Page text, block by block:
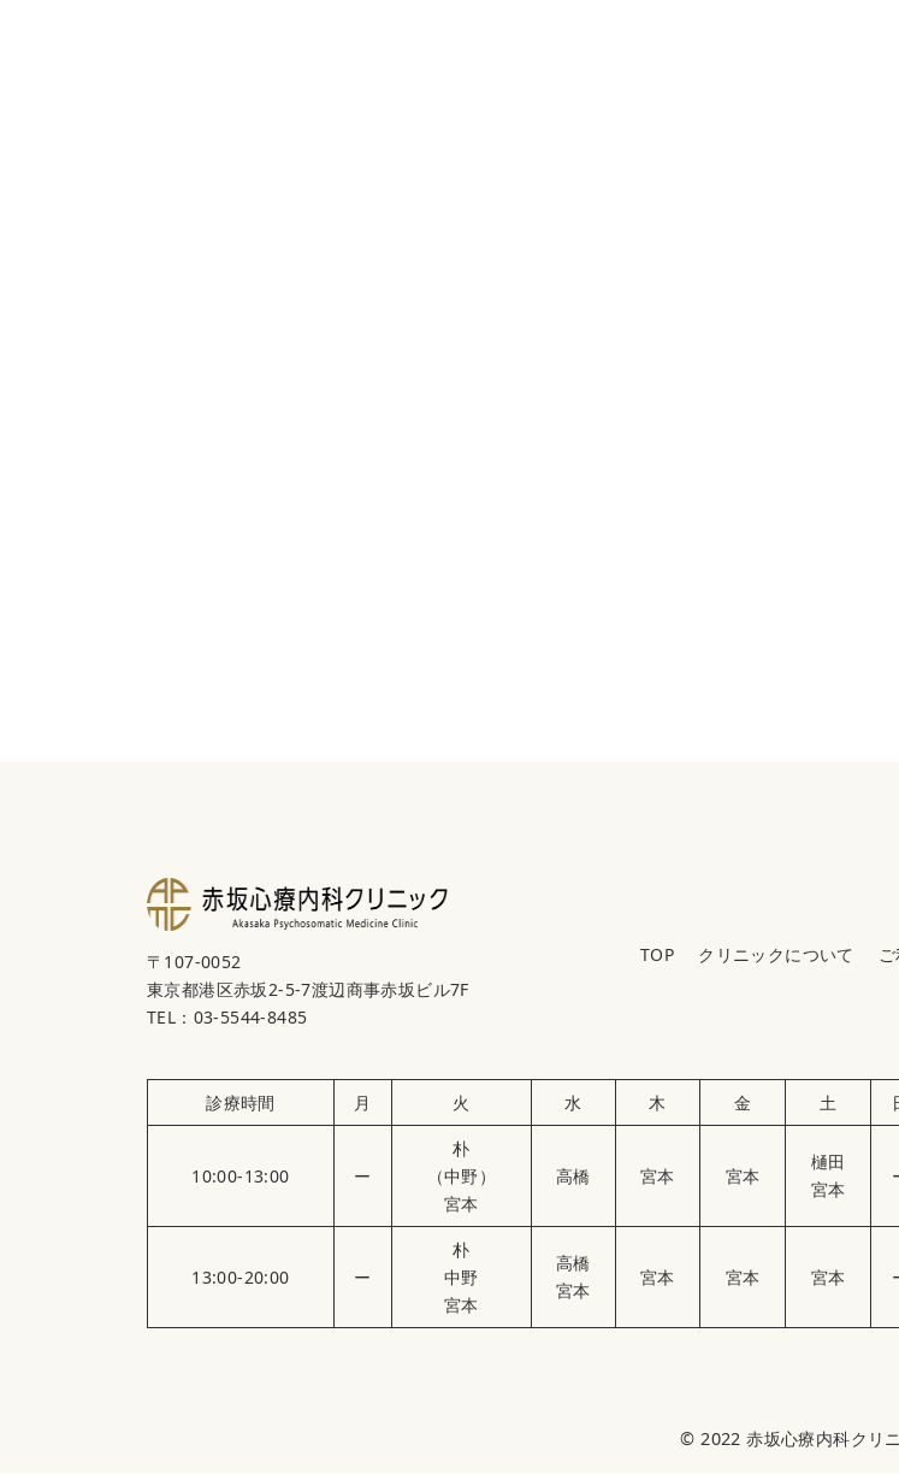
〒107-0052
東京都港区赤坂2-5-7渡辺商事赤坂ビル7F
TEL：03-5544-8485
TOP クリニックについて
診療時間 月 火 水 木 金 土
10:00-13:00 ー
朴
（中野）
宮本
高橋 宮本 宮本
樋田
宮本
13:00-20:00 ー
朴
中野
宮本
高橋
宮本
宮本 宮本 宮本
© 2022赤坂心療内科クリ